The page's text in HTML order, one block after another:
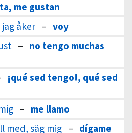
me gustan
åker – voy
– no tengo muchas
¡qué sed tengo!, qué sed
– me llamo
med, säg mig – dígame